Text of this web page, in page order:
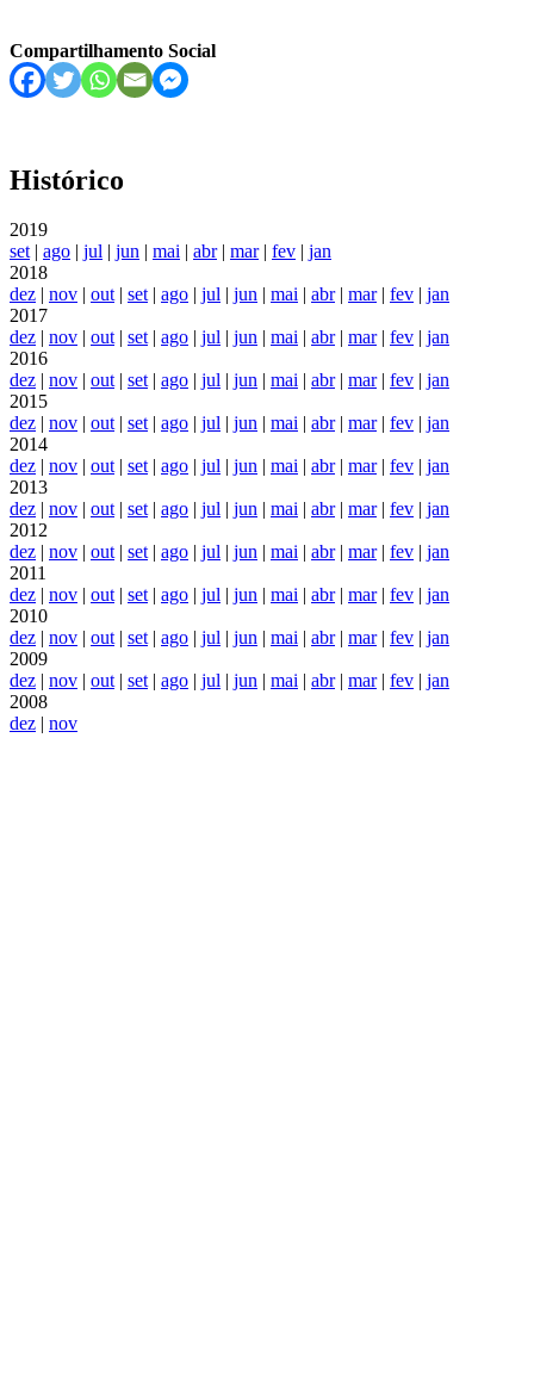
Compartilhamento Social
Histórico
2019
set| ago jul jun mai abr| mar| fev
jan
2018
dez
nov out| set| ago jul jun mai abr| mar| fev
jan
2017
dez
nov out| set| ago jul jun mai abr| mar| fev
jan
2016
dez
nov out| set| ago jul jun mai abr| mar| fev
jan
2015
dez
nov out| set| ago jul jun mai abr| mar| fev
jan
2014
dez
nov out| set| ago jul jun mai abr| mar| fev
jan
2013
dez
nov out| set| ago jul jun mai abr| mar| fev
jan
2012
dez
nov out| set| ago jul jun mai abr| mar| fev
jan
2011
dez
nov out| set| ago jul jun mai abr| mar| fev
jan
2010
dez
nov out| set| ago jul jun mai abr| mar| fev
jan
2009
dez
nov out| set| ago jul jun mai abr| mar| fev
jan
2008
dez
nov